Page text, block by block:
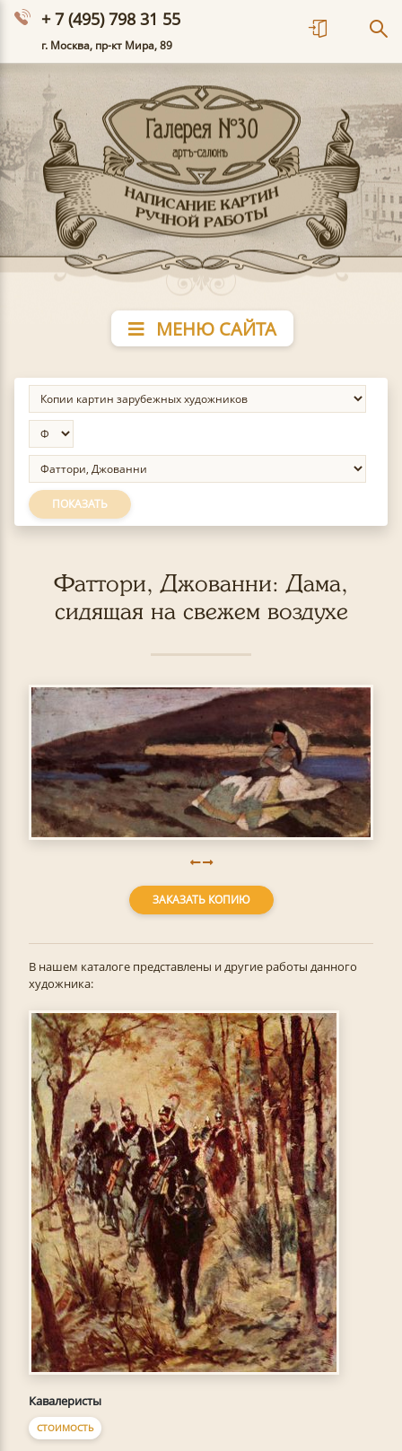
+ 7 (495) 798 31 55
г. Москва, пр-кт Мира, 89
МЕНЮ САЙТА
ПОКАЗАТЬ
Фаттори, Джованни: Дама,
сидящая на свежем воздухе
ЗАКАЗАТЬ КОПИЮ
В нашем каталоге представлены и другие работы данного
художника:
Кавалеристы
СТОИМОСТЬ